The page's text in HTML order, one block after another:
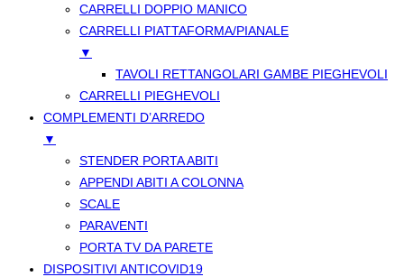
CARRELLI DOPPIO MANICO
CARRELLI PIATTAFORMA/PIANALE
▼
TAVOLI RETTANGOLARI GAMBE PIEGHEVOLI
CARRELLI PIEGHEVOLI
COMPLEMENTI D’ARREDO
▼
STENDER PORTA ABITI
APPENDI ABITI A COLONNA
SCALE
PARAVENTI
PORTA TV DA PARETE
DISPOSITIVI ANTICOVID19